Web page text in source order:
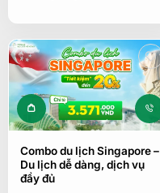
Combo du lịch Singapore –
Du lịch dễ dàng, dịch vụ
đầy đủ